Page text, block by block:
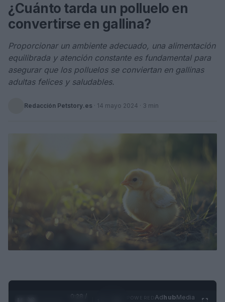
¿Cuánto tarda un polluelo en
convertirse en gallina?
Proporcionar un ambiente adecuado, una alimentación
equilibrada y atención constante es fundamental para
asegurar que los polluelos se conviertan en gallinas
adultas felices y saludables.
Redacción Petstory.es · 14 mayo 2024 · 3 min
0:29 /
AdhubMedia